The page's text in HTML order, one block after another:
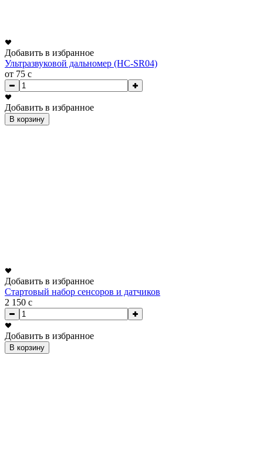
Добавить в избранное
Ультразвуковой дальномер (HC-SR04)
от 75 c
Добавить в избранное
В корзину
Добавить в избранное
Стартовый набор сенсоров и датчиков
2 150 c
Добавить в избранное
В корзину